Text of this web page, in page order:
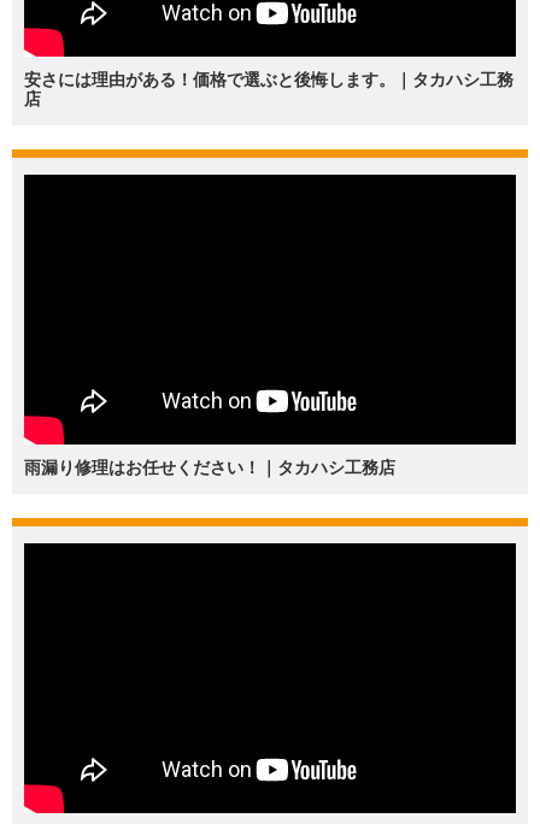
安さには理由がある！価格で選ぶと後悔します。｜タカハシ工務
店
雨漏り修理はお任せください！｜タカハシ工務店